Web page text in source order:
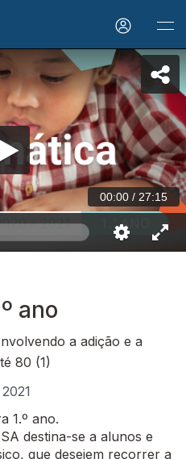
00:00 / 27:15
ano
a adição e a
80 (1)
2021
1.º ano.
destina-se a alunos e
que desejem recorrer a